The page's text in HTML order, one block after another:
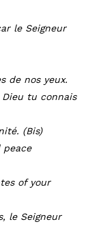
le Seigneur
de nos yeux.
tu connais
(Bis)
peace
of your
le Seigneur